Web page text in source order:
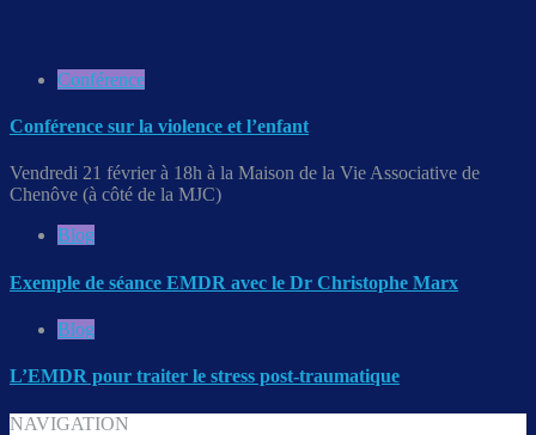
Conférence
Conférence sur la violence et l’enfant
Vendredi 21 février à 18h à la Maison de la Vie Associative de
Chenôve (à côté de la MJC)
Blog
Exemple de séance EMDR avec le Dr Christophe Marx
Blog
L’EMDR pour traiter le stress post-traumatique
NAVIGATION